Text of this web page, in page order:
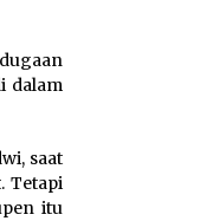
dalam
saat
Tetapi
itu